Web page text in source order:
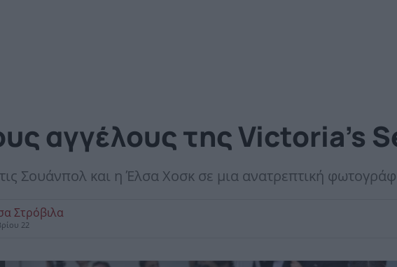
αγγέλους της Victoria’s
Σουάνπολ και η Έλσα Χοσκ σε μια ανατρεπτική
Στρόβιλα
22